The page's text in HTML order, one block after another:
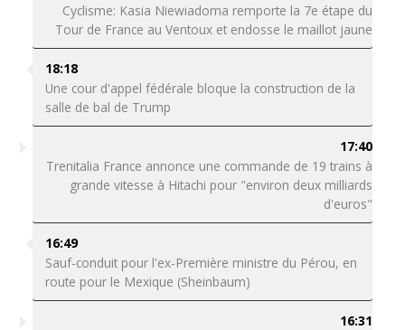
Cyclisme: Kasia Niewiadoma remporte la 7e étape du
Tour de France au Ventoux et endosse le maillot jaune
18:18
Une cour d'appel fédérale bloque la construction de la
salle de bal de Trump
17:40
Trenitalia France annonce une commande de 19 trains à
grande vitesse à Hitachi pour "environ deux milliards
d'euros"
16:49
Sauf-conduit pour l'ex-Première ministre du Pérou, en
route pour le Mexique (Sheinbaum)
16:31